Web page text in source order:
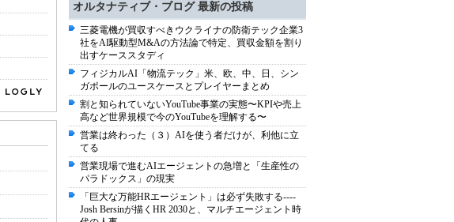
オルタナティブ・ブログ 最新の投稿
三菱電機が買収すべきウクライナの防衛テック企業3
社をAI駆動型M&Aの方法論で特定、買収金額を割り
出すケーススタディ
フィジカルAI「物流テック」米、欧、中、日、シン
ガポールのユースケースとプレイヤーまとめ
割と知られていないYouTube事業の実態〜KPIや売上
高など世界規模で今のYouTubeを理解する〜
営業は終わった（３）AIを使う者だけが、利他に立
てる
営業現場で進むAIエージェントの急増と「生産性の
パラドックス」の現実
「巨大な万能HRエージェント」は必ず失敗する----
Josh Bersinが描くHR 2030と、マルチエージェント時